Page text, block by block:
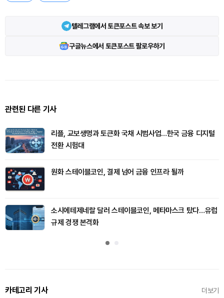
텔레그램에서 토큰포스트 속보 보기
구글뉴스에서 토큰포스트 팔로우하기
관련된 다른 기사
리플, 교보생명과 토큰화 국채 시범사업…한국 금융 디지털
전환 시험대
원화 스테이블코인, 결제 넘어 금융 인프라 될까
소시에테제네랄 달러 스테이블코인, 메타마스크 탔다…유럽
규제 경쟁 본격화
카테고리 기사 더보기